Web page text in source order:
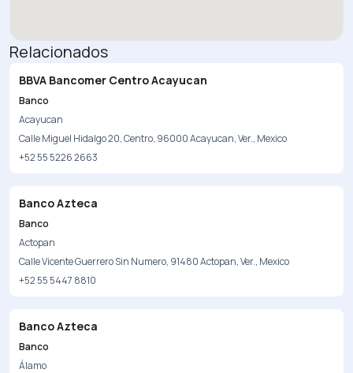
Relacionados
BBVA Bancomer Centro Acayucan
Banco
Acayucan
Calle Miguel Hidalgo 20, Centro, 96000 Acayucan, Ver., Mexico
+52 55 5226 2663
Banco Azteca
Banco
Actopan
Calle Vicente Guerrero Sin Numero, 91480 Actopan, Ver., Mexico
+52 55 5447 8810
Banco Azteca
Banco
Álamo